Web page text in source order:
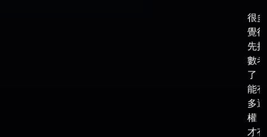
很
覺
先
數
了
能
多
權
才